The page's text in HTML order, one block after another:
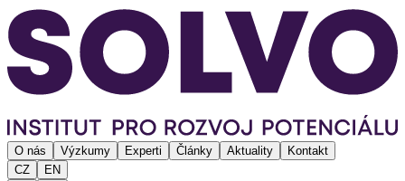
O nás Výzkumy Experti Články Aktuality
Kontakt
CZ
EN